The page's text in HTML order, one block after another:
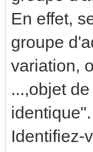
En effet,
groupe
variation,
...,objet
identique".
Identifiez-